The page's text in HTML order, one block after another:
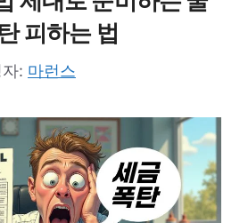
피하는 법
: 마런스